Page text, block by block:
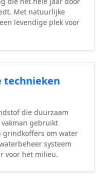
Met natuurlijke
levendige plek voor
technieken
die duurzaam
gebruikt
grindkoffers om water
systeem
voor het milieu.